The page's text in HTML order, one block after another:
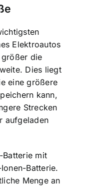
Elektroautos
die
Dies liegt
eine größere
kann,
Strecken
aufgeladen
Batterie mit
Batterie.
Menge an